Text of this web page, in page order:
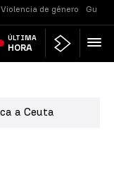
Violencia de género
ÚLTIMA
HORA
a Ceuta